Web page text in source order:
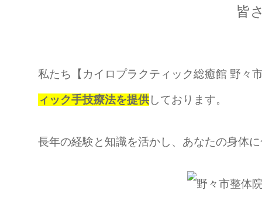
皆
私たち【カイロプラクティック総癒館 野々
ィック手技療法を提供しております。
長年の経験と知識を活かし、あなたの身体